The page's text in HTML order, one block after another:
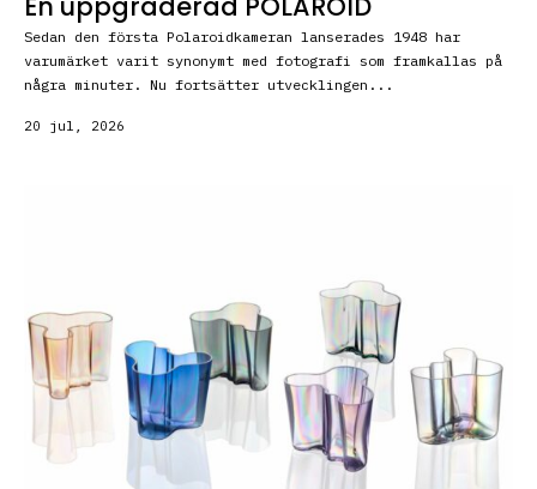
Sedan den första Polaroidkameran lanserades 1948 har
varumärket varit synonymt med fotografi som framkallas på
några minuter. Nu fortsätter utvecklingen...
20 jul, 2026